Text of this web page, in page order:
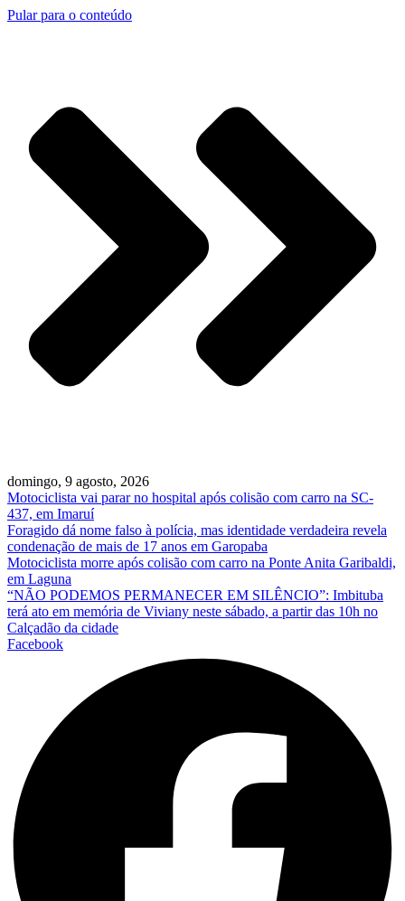
Pular para o conteúdo
domingo, 9 agosto, 2026
Motociclista vai parar no hospital após colisão com carro na SC-
437, em Imaruí
Foragido dá nome falso à polícia, mas identidade verdadeira revela
condenação de mais de 17 anos em Garopaba
Motociclista morre após colisão com carro na Ponte Anita Garibaldi,
em Laguna
“NÃO PODEMOS PERMANECER EM SILÊNCIO”: Imbituba
terá ato em memória de Viviany neste sábado, a partir das 10h no
Calçadão da cidade
Facebook